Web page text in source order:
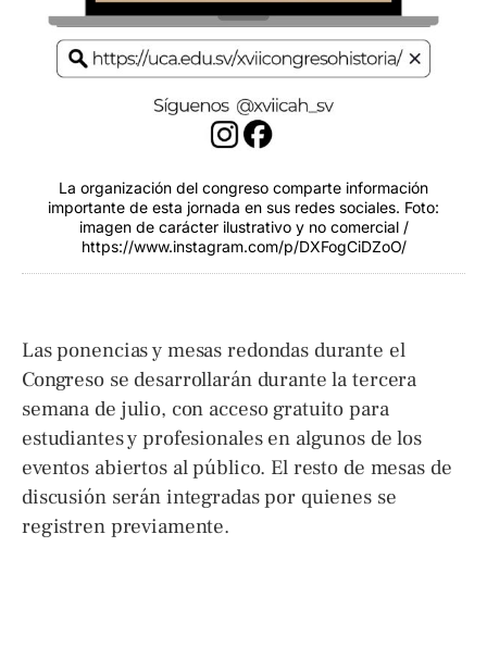
La organización del congreso comparte información
importante de esta jornada en sus redes sociales. Foto:
imagen de carácter ilustrativo y no comercial /
https://www.instagram.com/p/DXFogCiDZoO/
Las ponencias y mesas redondas durante el
Congreso se desarrollarán durante la tercera
semana de julio, con acceso gratuito para
estudiantes y profesionales en algunos de los
eventos abiertos al público. El resto de mesas de
discusión serán integradas por quienes se
registren previamente.